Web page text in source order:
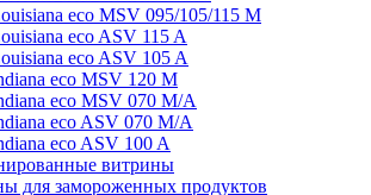
eco MSV 095/105/115 M
eco ASV 115 A
eco ASV 105 A
eco MSV 120 M
eco MSV 070 M/A
eco ASV 070 M/A
eco ASV 100 A
витрины
для замороженных продуктов